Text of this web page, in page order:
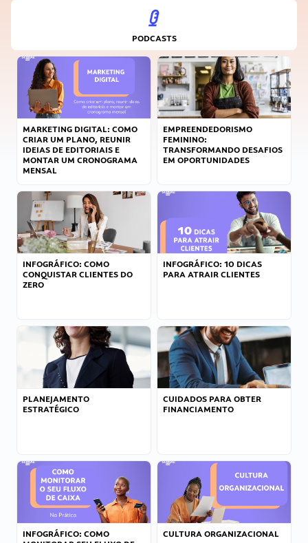
PODCASTS
MARKETING DIGITAL: COMO
CRIAR UM PLANO, REUNIR
IDEIAS DE EDITORIAIS E
MONTAR UM CRONOGRAMA
MENSAL
EMPREENDEDORISMO
FEMININO:
TRANSFORMANDO DESAFIOS
EM OPORTUNIDADES
INFOGRÁFICO: COMO
CONQUISTAR CLIENTES DO
ZERO
INFOGRÁFICO: 10 DICAS
PARA ATRAIR CLIENTES
PLANEJAMENTO
ESTRATÉGICO
CUIDADOS PARA OBTER
FINANCIAMENTO
INFOGRÁFICO: COMO
CULTURA ORGANIZACIONAL